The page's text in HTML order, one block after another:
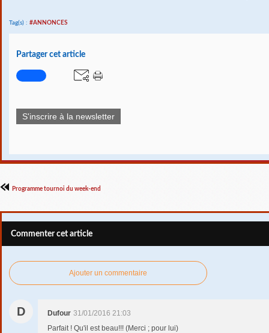
Tag(s) : #ANNONCES
Partager cet article
S'inscrire à la newsletter
Programme tournoi du week-end
Commenter cet article
Ajouter un commentaire
D Dufour 31/01/2016 21:03
Parfait ! Qu'il est beau!!! (Merci ; pour lui)